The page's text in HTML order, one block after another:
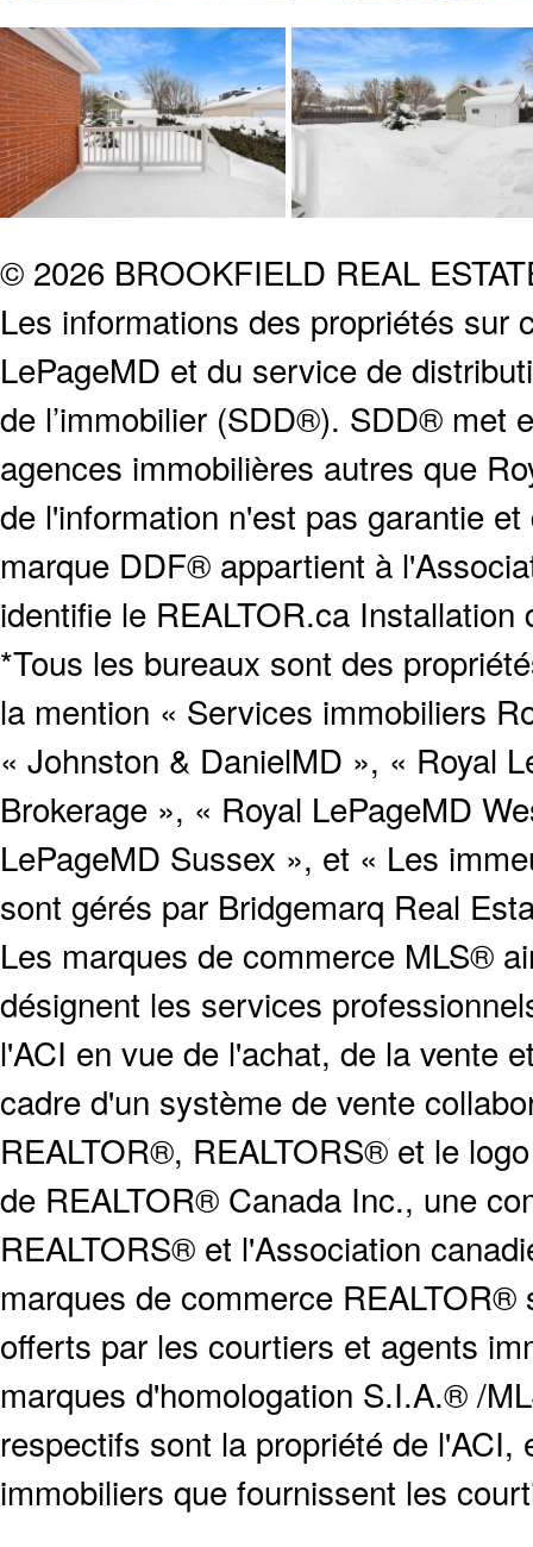
© 2026 BROOKFIELD REAL
Les informations des propriétés sur
LePageMD et du service de
de l’immobilier (SDD®). SDD® met
agences immobilières autres que
de l'information n'est pas garantie
marque DDF® appartient à
identifie le REALTOR.ca
*Tous les bureaux sont des
la mention « Services immobiliers
« Johnston & DanielMD », « Royal
Brokerage », « Royal LePageMD
LePageMD Sussex », et « Les
sont gérés par Bridgemarq Real
Les marques de commerce MLS®
désignent les services
l'ACI en vue de l'achat, de la vente
cadre d'un système de vente
REALTOR®, REALTORS® et le
de REALTOR® Canada Inc., une
REALTORS® et l'Association
marques de commerce
offerts par les courtiers et agents
marques d'homologation S.I.A.® /
respectifs sont la propriété de
immobiliers que fournissent les